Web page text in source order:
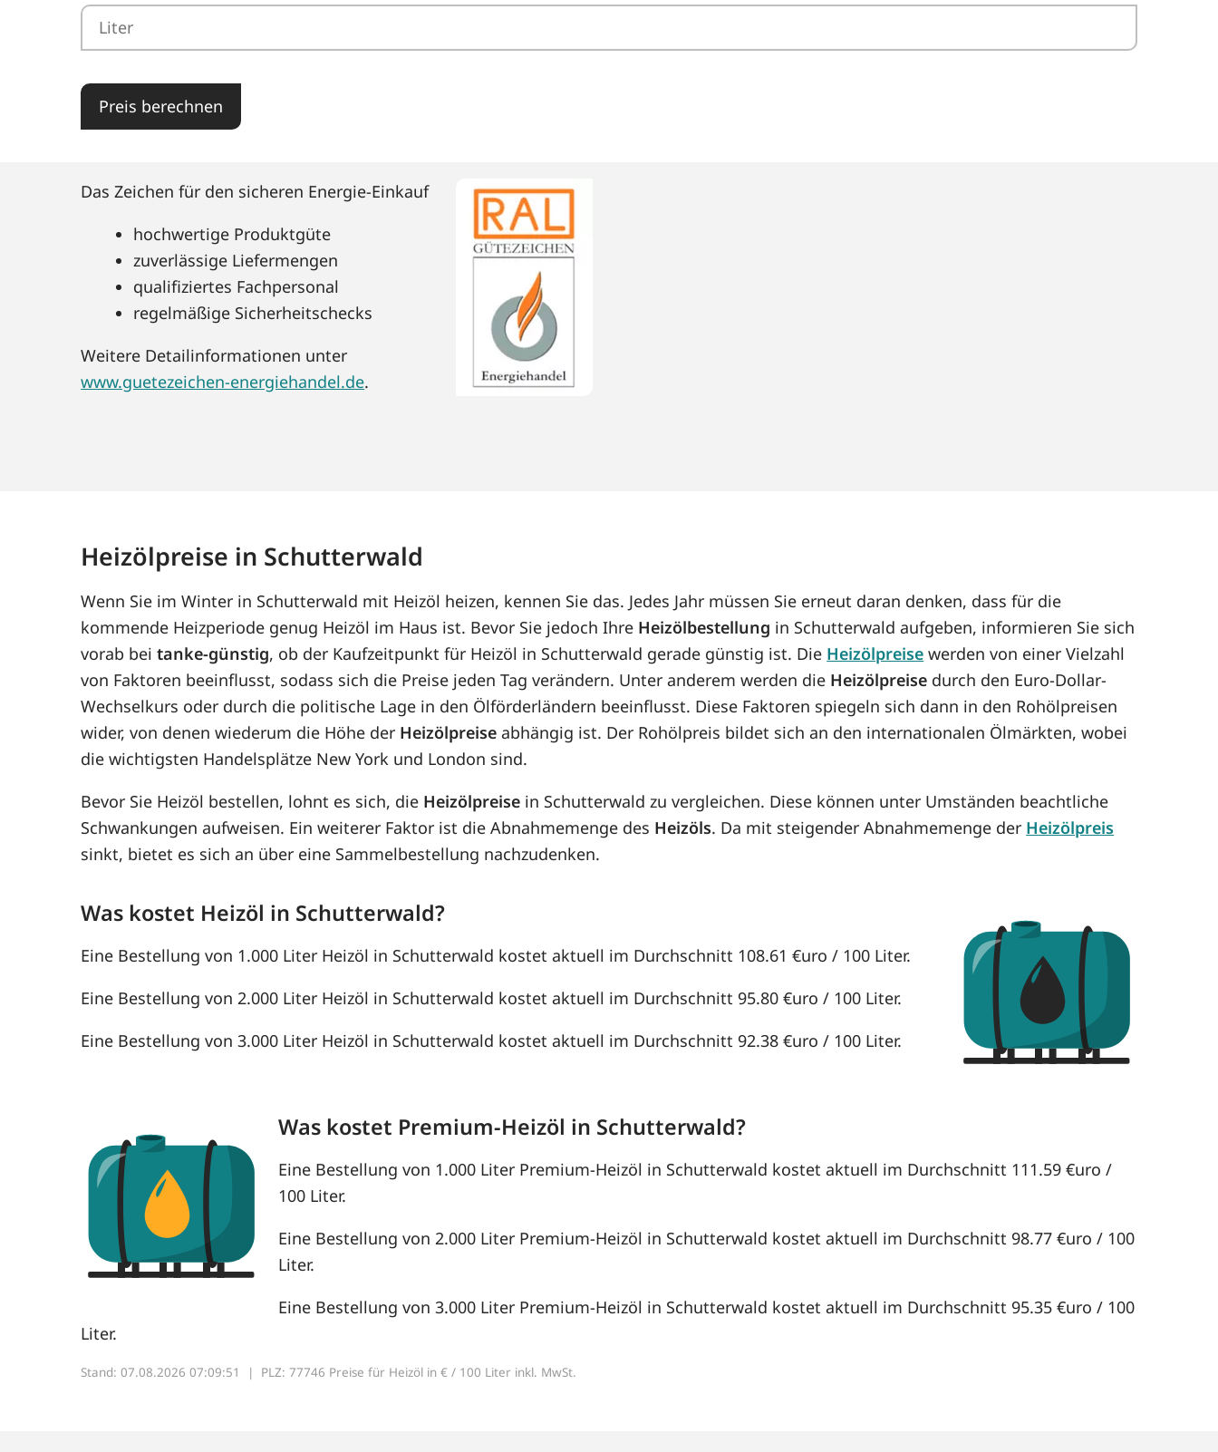
Preis berechnen
Das Zeichen für den sicheren Energie-Einkauf
hochwertige Produktgüte
zuverlässige Liefermengen
qualifiziertes Fachpersonal
regelmäßige Sicherheitschecks
Weitere Detailinformationen unter
www.guetezeichen-energiehandel.de.
Heizölpreise in Schutterwald
Wenn Sie im Winter in Schutterwald mit Heizöl heizen, kennen Sie das. Jedes Jahr müssen Sie erneut daran denken, dass für die
kommende Heizperiode genug Heizöl im Haus ist. Bevor Sie jedoch Ihre Heizölbestellung in Schutterwald aufgeben, informieren Sie sich
vorab beitanke-günstig, ob der Kaufzeitpunkt für Heizöl in Schutterwald gerade günstig ist. Die Heizölpreise werden von einer Vielzahl
von Faktoren beeinflusst, sodass sich die Preise jeden Tag verändern. Unter anderem werden die Heizölpreise durch den Euro-Dollar-
Wechselkurs oder durch die politische Lage in den Ölförderländern beeinflusst. Diese Faktoren spiegeln sich dann in den Rohölpreisen
wider, von denen wiederum die Höhe der Heizölpreise abhängig ist. Der Rohölpreis bildet sich an den internationalen Ölmärkten, wobei
die wichtigsten Handelsplätze New York und London sind.
Bevor Sie Heizöl bestellen, lohnt es sich, die Heizölpreise in Schutterwald zu vergleichen. Diese können unter Umständen beachtliche
Schwankungen aufweisen. Ein weiterer Faktor ist die Abnahmemenge des Heizöls. Da mit steigender Abnahmemenge der Heizölpreis
sinkt, bietet es sich an über eine Sammelbestellung nachzudenken.
Was kostet Heizöl in Schutterwald?
Eine Bestellung von 1.000 Liter Heizöl in Schutterwald kostet aktuell im Durchschnitt 108.61 €uro / 100 Liter.
Eine Bestellung von 2.000 Liter Heizöl in Schutterwald kostet aktuell im Durchschnitt 95.80 €uro / 100 Liter.
Eine Bestellung von 3.000 Liter Heizöl in Schutterwald kostet aktuell im Durchschnitt 92.38 €uro / 100 Liter.
Was kostet Premium-Heizöl in Schutterwald?
Eine Bestellung von 1.000 Liter Premium-Heizöl in Schutterwald kostet aktuell im Durchschnitt 111.59 €uro /
100 Liter.
Eine Bestellung von 2.000 Liter Premium-Heizöl in Schutterwald kostet aktuell im Durchschnitt 98.77 €uro / 100
Liter.
Eine Bestellung von 3.000 Liter Premium-Heizöl in Schutterwald kostet aktuell im Durchschnitt 95.35 €uro / 100
Liter.
Stand: 07.08.2026 07:09:51 | PLZ: 77746 Preise für Heizöl in € / 100 Liter inkl. MwSt.